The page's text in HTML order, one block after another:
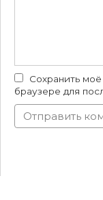
Сохранить
браузере для